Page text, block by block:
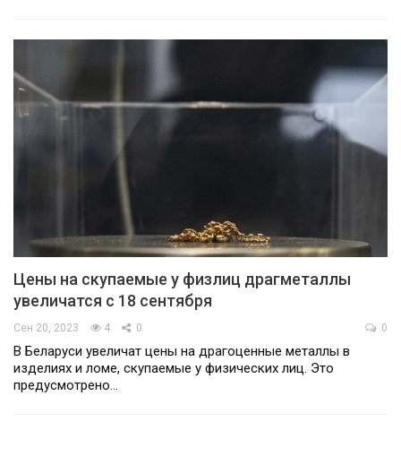
Цены на скупаемые у физлиц драгметаллы
увеличатся с 18 сентября
Сен 20, 2023 4 0 0
В Беларуси увеличат цены на драгоценные металлы в
изделиях и ломе, скупаемые у физических лиц. Это
предусмотрено…